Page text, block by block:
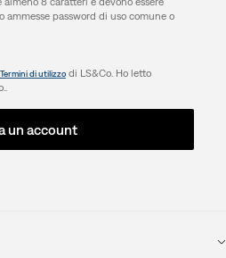
password di uso comune o
Termini di utilizzodi LS&Co. Ho letto
un account